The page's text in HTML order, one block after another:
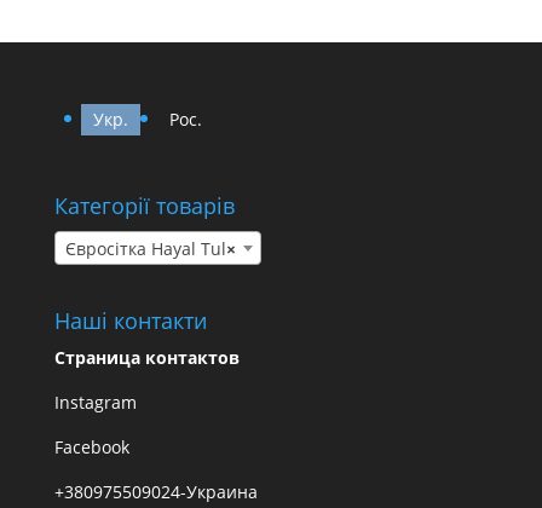
Укр. Рос.
Категорії товарів
×
Євросітка Hayal Tul
Наші контакти
Страница контактов
Instagram
Facebook
+380975509024-Украина